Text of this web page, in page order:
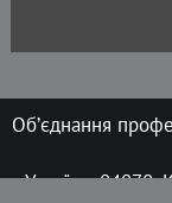
Об’єднання
Україна, 04070,